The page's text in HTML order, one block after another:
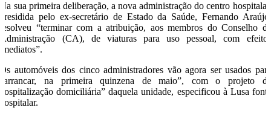
Na sua primeira deliberação, a nova administração do centro hospitalar,
presidida pelo ex-secretário de Estado da Saúde, Fernando Araújo,
resolveu “terminar com a atribuição, aos membros do Conselho de
Administração (CA), de viaturas para uso pessoal, com efeitos
imediatos”.
Os automóveis dos cinco administradores vão agora ser usados para
“arrancar, na primeira quinzena de maio”, com o projeto de
hospitalização domiciliária” daquela unidade, especificou à Lusa fonte
hospitalar.